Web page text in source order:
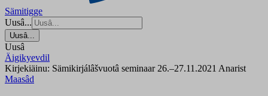
Sämitigge
Uusâ...
Uusâ...
Uusâ
Äigikyevdil
Kirjekiäinu: Sämikirjálâšvuotâ seminaar 26.–27.11.2021 Anarist
Maasâd